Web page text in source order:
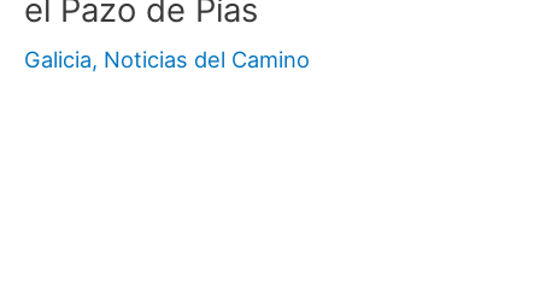
el Pazo de Pías
Galicia, Noticias del Camino